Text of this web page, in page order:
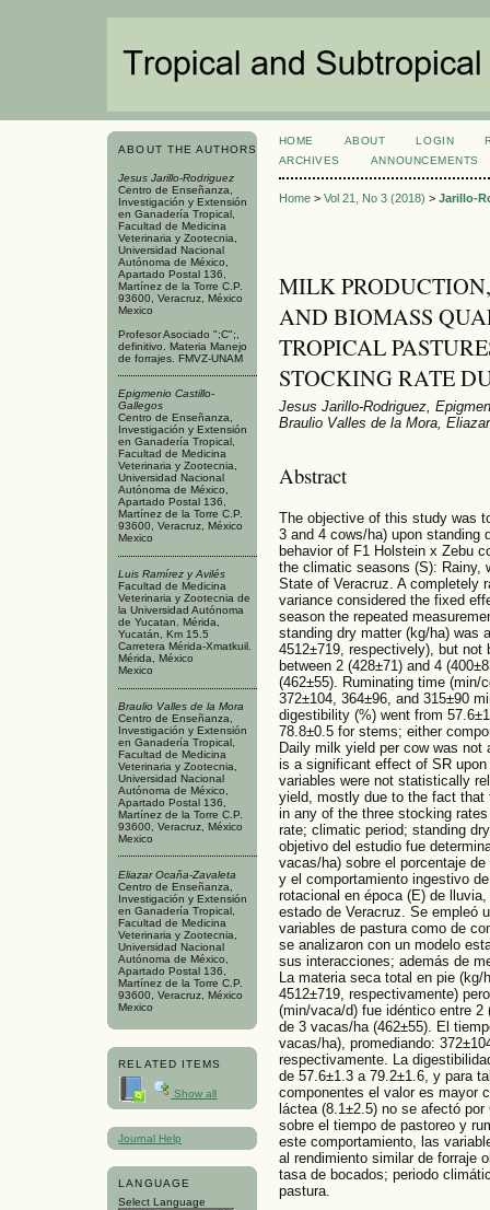
ABOUT THE AUTHORS
Jesus Jarillo-Rodriguez
Centro de Enseñanza,
Investigación y Extensión
en Ganadería Tropical,
Facultad de Medicina
Veterinaria y Zootecnia,
Universidad Nacional
Autónoma de México,
Apartado Postal 136,
Martínez de la Torre C.P.
93600, Veracruz, México
Mexico
Profesor Asociado ";C";,
definitivo. Materia Manejo
de forrajes. FMVZ-UNAM
Epigmenio Castillo-
Gallegos
Centro de Enseñanza,
Investigación y Extensión
en Ganadería Tropical,
Facultad de Medicina
Veterinaria y Zootecnia,
Universidad Nacional
Autónoma de México,
Apartado Postal 136,
Martínez de la Torre C.P.
93600, Veracruz, México
Mexico
Luis Ramírez y Avilés
Facultad de Medicina
Veterinaria y Zootecnia de
la Universidad Autónoma
de Yucatan. Mérida,
Yucatán, Km 15.5
Carretera Mérida-Xmatkuil.
Mérida, México
Mexico
Braulio Valles de la Mora
Centro de Enseñanza,
Investigación y Extensión
en Ganadería Tropical,
Facultad de Medicina
Veterinaria y Zootecnia,
Universidad Nacional
Autónoma de México,
Apartado Postal 136,
Martínez de la Torre C.P.
93600, Veracruz, México
Mexico
Eliazar Ocaña-Zavaleta
Centro de Enseñanza,
Investigación y Extensión
en Ganadería Tropical,
Facultad de Medicina
Veterinaria y Zootecnia,
Universidad Nacional
Autónoma de México,
Apartado Postal 136,
Martínez de la Torre C.P.
93600, Veracruz, México
Mexico
RELATED ITEMS
Show all
Journal Help
LANGUAGE
Select Language
HOME ABOUT LOGIN
ARCHIVES
ANNOUNCEMENTS
Home> Vol 21, No 3 (2018) > Jarillo-
MILK
AND BIOMASS
TROPICAL
STOCKING RATE
Jesus Jarillo-Rodriguez,
Braulio Valles de la Mora,
Abstract
The objective of this study was
3 and 4 cows/ha) upon standing
behavior of F1 Holstein x Zebu
the climatic seasons (S): Rainy,
State of Veracruz. A completely
variance considered the fixed
season the repeated
standing dry matter (kg/ha) was
4512±719, respectively), but
between 2 (428±71) and 4
(462±55). Ruminating time (min/
372±104, 364±96, and 315±90
digestibility (%) went from
78.8±0.5 for stems; either
Daily milk yield per cow was
is a significant effect of SR
variables were not statistically
yield, mostly due to the fact that
in any of the three stocking
rate; climatic period; standing
objetivo del estudio fue
vacas/ha) sobre el porcentaje
y el comportamiento ingestivo
rotacional en época (E) de
estado de Veracruz. Se empleó
variables de pastura como de
se analizaron con un modelo
sus interacciones; además de
La materia seca total en pie
4512±719, respectivamente)
(min/vaca/d) fue idéntico entre
de 3 vacas/ha (462±55). El
vacas/ha), promediando:
respectivamente. La
de 57.6±1.3 a 79.2±1.6, y para
componentes el valor es mayor
láctea (8.1±2.5) no se afectó
sobre el tiempo de pastoreo y
este comportamiento, las
al rendimiento similar de forraje
tasa de bocados; periodo
pastura.